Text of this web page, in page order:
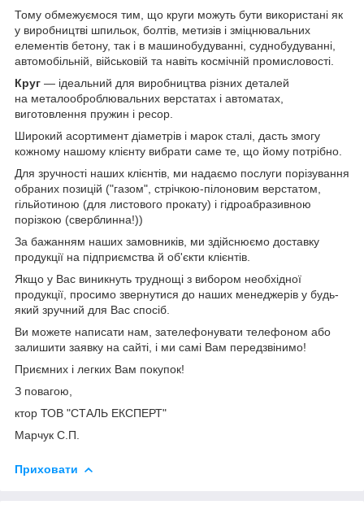
Тому обмежуємося тим, що круги можуть бути використані як
у виробництві шпильок, болтів, метизів і зміцнювальних
елементів бетону, так і в машинобудуванні, суднобудуванні,
автомобільній, військовій та навіть космічній промисловості.
Круг — ідеальний для виробництва різних деталей
на металооброблювальних верстатах і автоматах,
виготовлення пружин і ресор.
Широкий асортимент діаметрів і марок сталі, дасть змогу
кожному нашому клієнту вибрати саме те, що йому потрібно.
Для зручності наших клієнтів, ми надаємо послуги порізування
обраних позицій ("газом", стрічкою-пілоновим верстатом,
гільйотиною (для листового прокату) і гідроабразивною
порізкою (сверблинна!))
За бажанням наших замовників, ми здійснюємо доставку
продукції на підприємства й об'єкти клієнтів.
Якщо у Вас виникнуть труднощі з вибором необхідної
продукції, просимо звернутися до наших менеджерів у будь-
який зручний для Вас спосіб.
Ви можете написати нам, зателефонувати телефоном або
залишити заявку на сайті, і ми самі Вам передзвінимо!
Приємних і легких Вам покупок!
З повагою,
ктор ТОВ "СТАЛЬ ЕКСПЕРТ"
Марчук С.П.
Приховати